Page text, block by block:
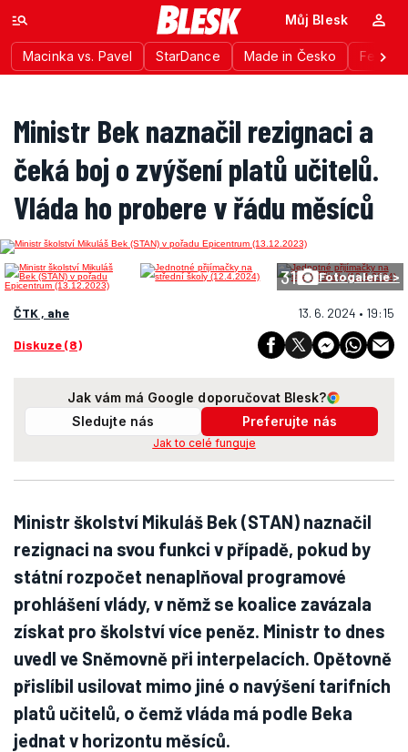
Macinka vs. Pavel StarDance Made in Česko
Můj Blesk
Ministr Bek naznačil rezignaci a
čeká boj o zvýšení platů učitelů.
Vláda ho probere v řádu měsíců
31 Fotogalerie >
ČTK , ahe 13. 6. 2024 • 19:15
Diskuze (8)
Jak vám má Google doporučovat Blesk?
Sledujte nás
Preferujte nás
Jak to celé funguje
Ministr školství Mikuláš Bek (STAN) naznačil
rezignaci na svou funkci v případě, pokud by
státní rozpočet nenaplňoval programové
prohlášení vlády, v němž se koalice zavázala
získat pro školství více peněz. Ministr to dnes
uvedl ve Sněmovně při interpelacích. Opětovně
přislíbil usilovat mimo jiné o navýšení tarifních
platů učitelů, o čemž vláda má podle Beka
jednat v horizontu měsíců.